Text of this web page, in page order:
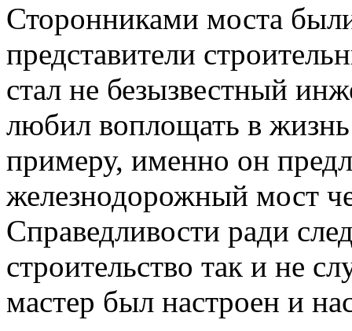
Сторонниками моста
представители
стал не безызвестный
любил воплощать в
примеру, именно он
железнодорожный мост
Справедливости ради
строительство так и не
мастер был настроен и